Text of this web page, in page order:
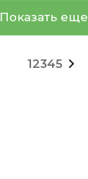
Показать еще
12345